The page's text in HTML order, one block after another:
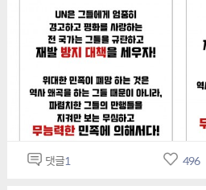
수”에 대한 비판이 폭발적으로 확산
격분한 “세계적인 위대한 민족운동(
대한민국 독도사랑 세계연대”는 끔
즉시 “석고대죄”를 하고 학계를 떠
다.(3). 특히 UN은 파렴치한 이러한
한다고 강력히요청 하면서 이 심각
치인들도 함께 국제적인성 범죄에
한다고 당 연대는 강력하게 요청을
는 여전히 주최 단체인 사단법인 대
만이 아니라 각종 언론사의 인터뷰
댓글1 496